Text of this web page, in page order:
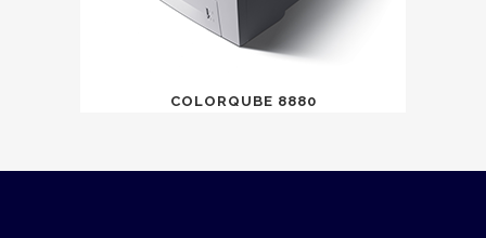
COLORQUBE 8880